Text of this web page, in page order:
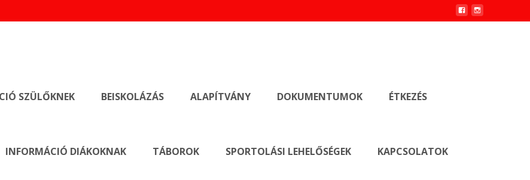
SZÜLŐKNEK BEISKOLÁZÁS ALAPÍTVÁNY DOKUMENTUMOK ÉTKEZÉS
INFORMÁCIÓ DIÁKOKNAK TÁBOROK SPORTOLÁSI LEHELŐSÉGEK KAPCSOLATOK